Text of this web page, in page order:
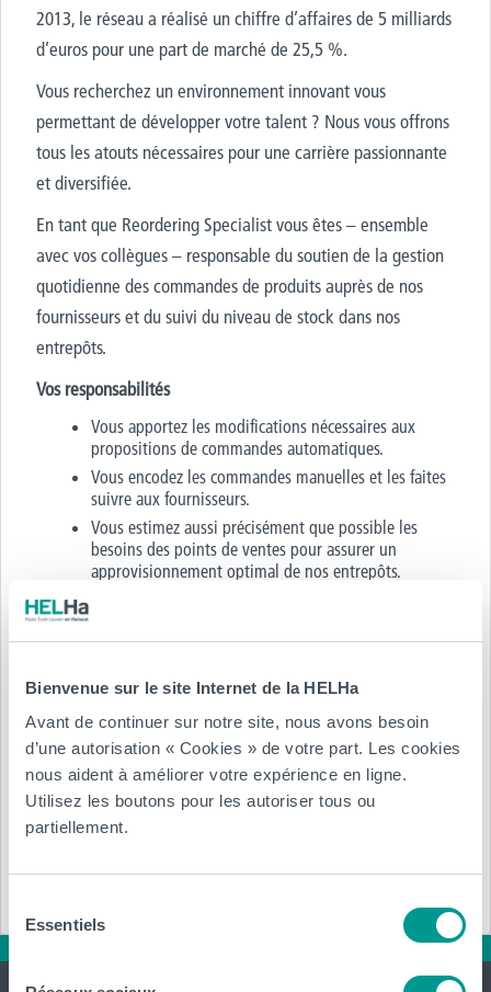
Bienvenue sur le site Internet de la HELHa
Avant de continuer sur notre site, nous avons besoin
d’une autorisation « Cookies » de votre part. Les cookies
nous aident à améliorer votre expérience en ligne.
Utilisez les boutons pour les autoriser tous ou
partiellement.
Essentiels
2013, le réseau a réalisé un chiffre d’affaires de 5 milliards
d’euros pour une part de marché de 25,5 %.
Vous recherchez un environnement innovant vous
permettant de développer votre talent ? Nous vous offrons
tous les atouts nécessaires pour une carrière passionnante
et diversifiée.
En tant que Reordering Specialist vous êtes – ensemble
avec vos collègues – responsable du soutien de la gestion
quotidienne des commandes de produits auprès de nos
fournisseurs et du suivi du niveau de stock dans nos
entrepôts.
Vos responsabilités
Vous apportez les modifications nécessaires aux
propositions de commandes automatiques.
Vous encodez les commandes manuelles et les faites
suivre aux fournisseurs.
Vous estimez aussi précisément que possible les
besoins des points de ventes pour assurer un
approvisionnement optimal de nos entrepôts.
Type de contrat :
Région, ville :
Brabant flamand Zellik
Réf.: 7706 9695702
Annexe :